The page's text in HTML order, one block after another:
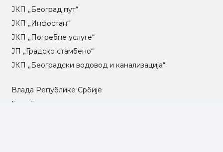
ЈКП „Београд пут“
ЈКП „Инфостан“
ЈКП „Погребне услуге“
ЈП „Градско стамбено“
ЈКП „Београдски водовод и канализација“
Влада Републике Србије
Град Београд